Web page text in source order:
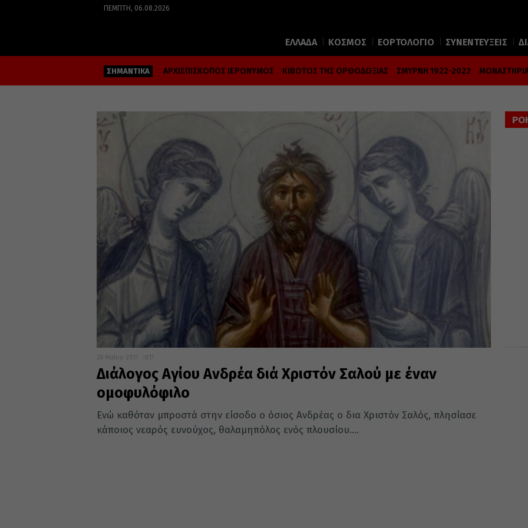
ΠΈΜΠΤΗ, 06.08.2026
ΕΛΛΑΔΑ ΚΟΣΜΟΣ ΕΟΡΤΟΛΟΓΙΟ ΣΥΝΕΝΤΕΥΞΕΙΣ
ΣΗΜΑΝΤΙΚΑ ΑΡΧΙΕΠΙΣΚΟΠΟΣ ΙΕΡΩΝΥΜΟΣ ΚΙΒΩΤΟΣ ΤΗΣ ΟΡΘΟΔΟΞΙΑΣ ΣΜΥΡΝΗ 1922-2022
28 Μαΐου 2017 8:17
Διάλογος Αγίου Ανδρέα διά Χριστόν Σαλού με έναν
ομοφυλόφιλο
Ενώ καθόταν μπροστά στην είσοδο ο όσιος Ανδρέας ο δια Χριστόν Σαλός, πλησίασε
κάποιος νεαρός ευνούχος, θαλαμηπόλος ενός πλουσίου....